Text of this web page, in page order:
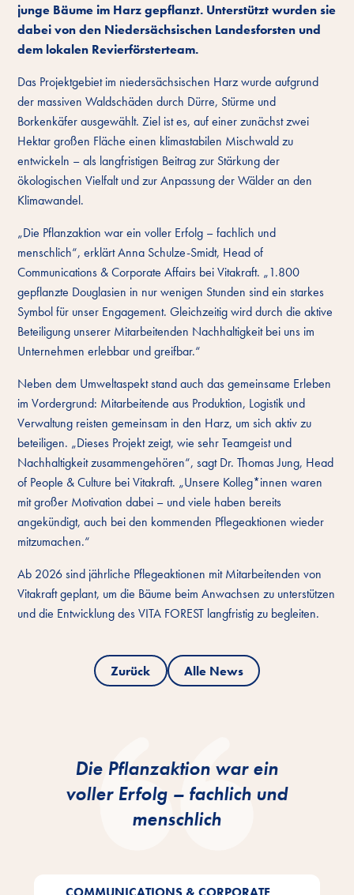
junge Bäume im Harz gepflanzt. Unterstützt wurden sie
dabei von den Niedersächsischen Landesforsten und
dem lokalen Revierförsterteam.
Das Projektgebiet im niedersächsischen Harz wurde aufgrund
der massiven Waldschäden durch Dürre, Stürme und
Borkenkäfer ausgewählt. Ziel ist es, auf einer zunächst zwei
Hektar großen Fläche einen klimastabilen Mischwald zu
entwickeln – als langfristigen Beitrag zur Stärkung der
ökologischen Vielfalt und zur Anpassung der Wälder an den
Klimawandel.
„Die Pflanzaktion war ein voller Erfolg – fachlich und
menschlich“, erklärt Anna Schulze-Smidt, Head of
Communications & Corporate Affairs bei Vitakraft. „1.800
gepflanzte Douglasien in nur wenigen Stunden sind ein starkes
Symbol für unser Engagement. Gleichzeitig wird durch die aktive
Beteiligung unserer Mitarbeitenden Nachhaltigkeit bei uns im
Unternehmen erlebbar und greifbar.“
Neben dem Umweltaspekt stand auch das gemeinsame Erleben
im Vordergrund: Mitarbeitende aus Produktion, Logistik und
Verwaltung reisten gemeinsam in den Harz, um sich aktiv zu
beteiligen. „Dieses Projekt zeigt, wie sehr Teamgeist und
Nachhaltigkeit zusammengehören“, sagt Dr. Thomas Jung, Head
of People & Culture bei Vitakraft. „Unsere Kolleg*innen waren
mit großer Motivation dabei – und viele haben bereits
angekündigt, auch bei den kommenden Pflegeaktionen wieder
mitzumachen.“
Ab 2026 sind jährliche Pflegeaktionen mit Mitarbeitenden von
Vitakraft geplant, um die Bäume beim Anwachsen zu unterstützen
und die Entwicklung des VITA FOREST langfristig zu begleiten.
Zurück Alle News
Die Pflanzaktion war ein
voller Erfolg – fachlich und
menschlich